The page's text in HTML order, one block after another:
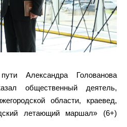
Александра Голованова
общественный деятель,
области, краевед,
летающий маршал» (6+)